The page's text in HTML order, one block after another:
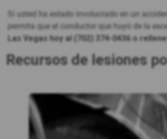
Si usted ha estado involucrado en un
permita que el conductor que huyó de la
Las Vegas hoy al (702) 374-0436 o
Recursos de lesiones